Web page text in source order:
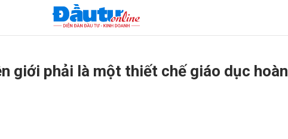
giới phải là một thiết chế giáo dục hoàn